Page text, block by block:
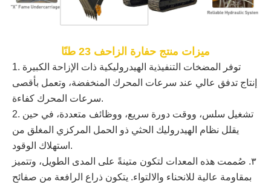
ميزات منتج حفارة الزاحف 23 طنًا
1. توفر المضخات التنفيذية الهيدروليكية ذات الإزاحة الكبيرة
إنتاج تدفق عالي عند سرعات المحرك المنخفضة، وتعمل بأقصى
سرعات المحرك كفاءة.
2. تشغيل سلس، ووقت دورة سريع، ووظائف متعددة، في حين
يقلل نظام الهيدروليك الحثي ذو الحمل المركزي المغلق من
استهلاك الوقود.
٣. صُممت هذه المعدات لتكون متينةً على المدى الطويل، وتتميز
بمقاومة عالية للانحناء والالتواء. يتكون ذراع الرافعة من صفائح